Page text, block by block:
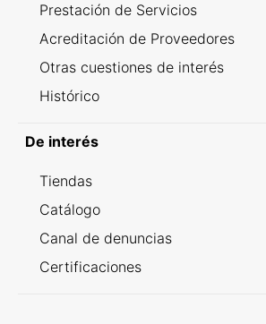
Prestación de Servicios
Acreditación de Proveedores
Otras cuestiones de interés
Histórico
De interés
Tiendas
Catálogo
Canal de denuncias
Certificaciones